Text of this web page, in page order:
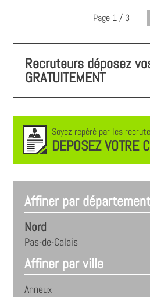
Page 1 / 3
Recruteurs déposez
GRATUITEMENT
Soyez repéré par les
DEPOSEZ VOTRE
Affiner par département
Nord
Pas-de-Calais
Affiner par ville
Anneux